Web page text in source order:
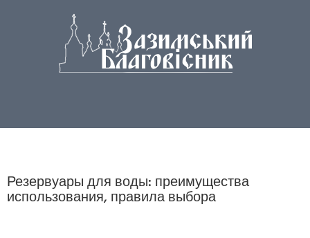
Резервуары для воды: преимущества
использования, правила выбора